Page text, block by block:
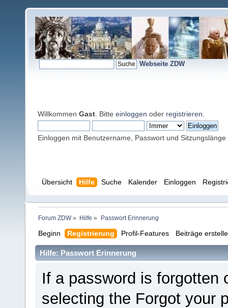
Webseite ZDW
Willkommen Gast . Bitte einloggen oder registrieren
Einloggen mit Benutzername, Passwort und Sitzungslänge
Übersicht Hilfe Suche Kalender Einloggen
Forum ZDW» Hilfe » Passwort Erinnerung
Beginn Registrierung Profil-Features Beiträge
Hilfe: Passwort Erinnerung
If a password is forgotten
selecting the Forgot your